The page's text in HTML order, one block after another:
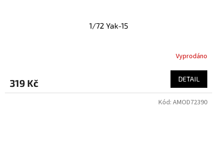
1/72 Yak-15
Vyprodáno
319 Kč DETAIL
Kód: AMOD72390